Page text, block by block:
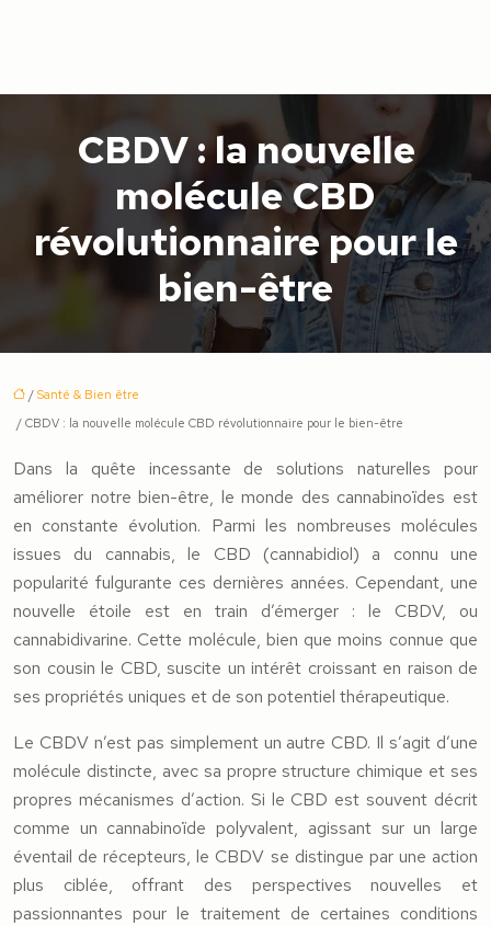
CBDV : la nouvelle
molécule CBD
révolutionnaire pour le
bien-être
/ Santé & Bien être
/ CBDV : la nouvelle molécule CBD révolutionnaire pour le bien-être
Dans la quête incessante de solutions naturelles pour
améliorer notre bien-être, le monde des cannabinoïdes est
en constante évolution. Parmi les nombreuses molécules
issues du cannabis, le CBD (cannabidiol) a connu une
popularité fulgurante ces dernières années. Cependant, une
nouvelle étoile est en train d’émerger : le CBDV, ou
cannabidivarine. Cette molécule, bien que moins connue que
son cousin le CBD, suscite un intérêt croissant en raison de
ses propriétés uniques et de son potentiel thérapeutique.
Le CBDV n’est pas simplement un autre CBD. Il s’agit d’une
molécule distincte, avec sa propre structure chimique et ses
propres mécanismes d’action. Si le CBD est souvent décrit
comme un cannabinoïde polyvalent, agissant sur un large
éventail de récepteurs, le CBDV se distingue par une action
plus ciblée, offrant des perspectives nouvelles et
passionnantes pour le traitement de certaines conditions